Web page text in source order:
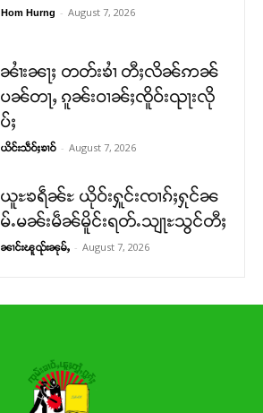
Hom Hurng - August 7, 2026
ၼၢႆးၼႃႈ တတ်းၶၢႆ တီႈလိၼ်ဢၼ်
ပၼ်တႃႇ ၵူၼ်းဝၢၼ်ႈၸိူဝ်းၺႃးလို
ပ်ႈ
ယိင်းသဵဝ်ႈၶၢဝ် - August 7, 2026
ယူႊၶရဵၼ်ႊ ယိုဝ်းႁူင်းၸၢၵ်ႈႁုင်ၼ
မ်ႉမၼ်းမဵၼ်မိူင်းရတ်ႉသျႃႊသွင်တီႈ
ၼၢင်းၽူၺ်းၼုမ်ႇ - August 7, 2026